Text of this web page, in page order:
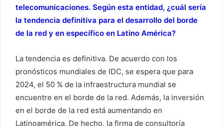
telecomunicaciones. Según esta entidad, ¿cuál sería
la tendencia definitiva para el desarrollo del borde
de la red y en específico en Latino América?
La tendencia es definitiva. De acuerdo con los
pronósticos mundiales de IDC, se espera que para
2024, el 50 % de la infraestructura mundial se
encuentre en el borde de la red. Además, la inversión
en el borde de la red está aumentando en
Latinoamérica. De hecho, la firma de consultoría